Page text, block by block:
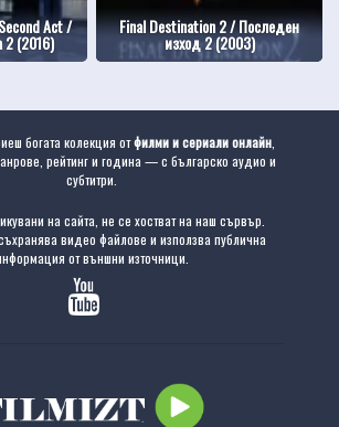
Act /
2 (2016)
Final Destination 2 / Последен
изход 2 (2003)
богата колекция отфилми и сериали онлайн,
рейтинг и година — с българско аудио и
субтитри.
на сайта, не се хостват на наш сървър.
видео файлове и използва публична
от външни източници.